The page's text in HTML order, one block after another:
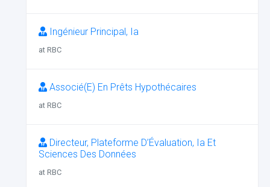
Ingénieur Principal, Ia
at RBC
Associé(E) En Prêts Hypothécaires
at RBC
Directeur, Plateforme D’Évaluation, Ia Et
Sciences Des Données
at RBC